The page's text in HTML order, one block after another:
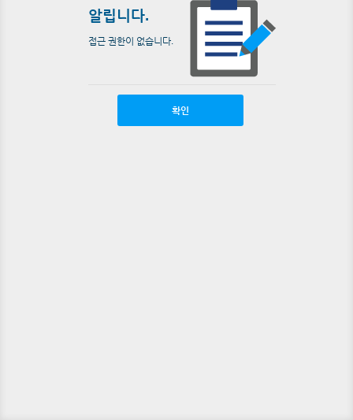
알립니다.
접근 권한이 없습니다.